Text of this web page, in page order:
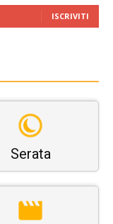
ISCRIVITI
Serata